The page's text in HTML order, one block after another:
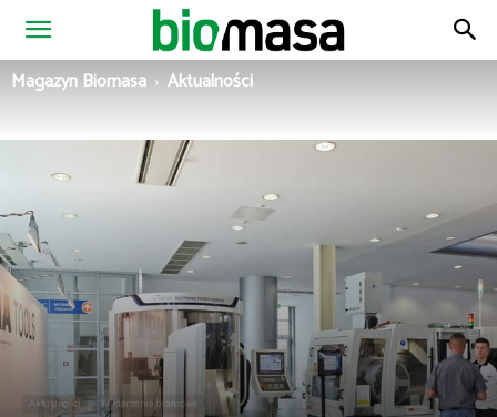
Magazyn
Magazyn Biomasa Aktualności
Aktualności Wydarzenia branżowe